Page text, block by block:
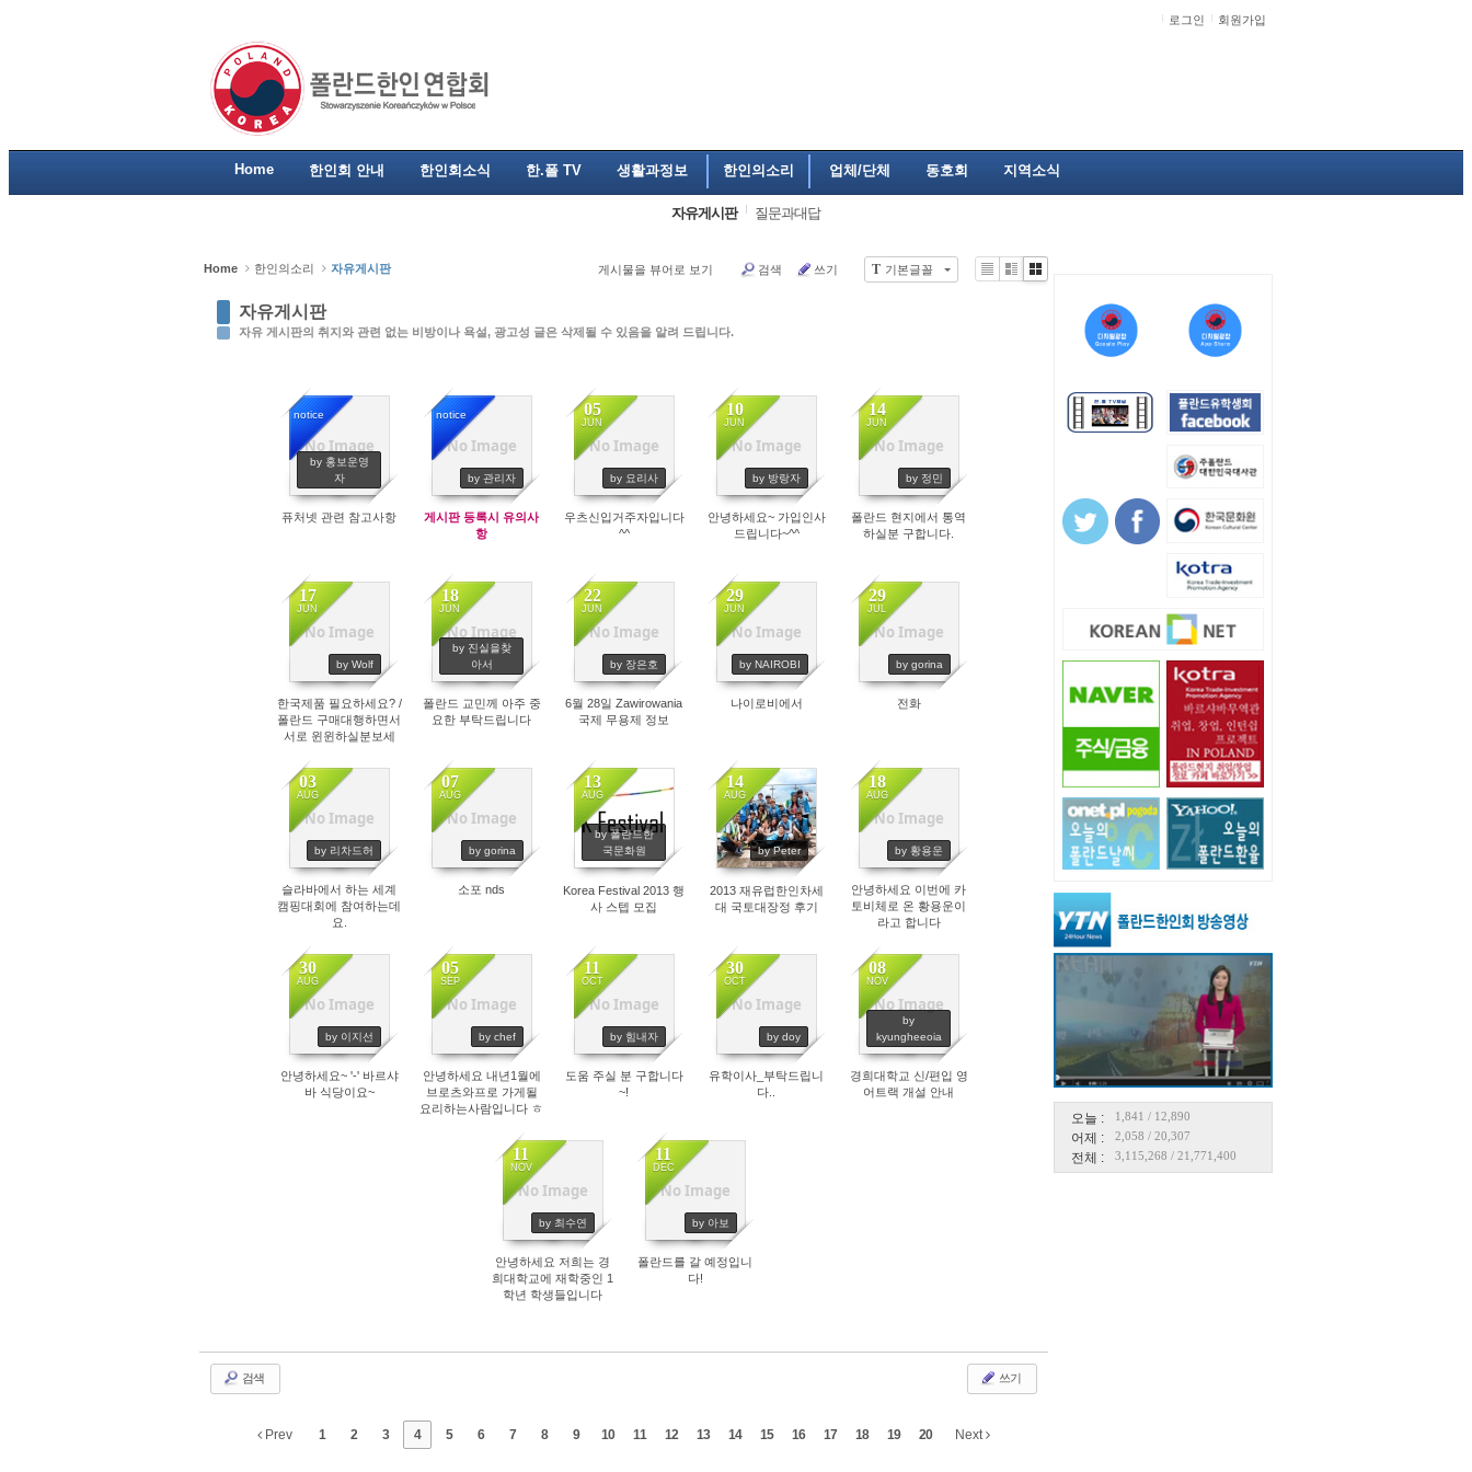
로그인 회원가입
Home 한인회 안내 한인회소식 한.폴 TV 생활과정보 한인의소리 업체/단체 동호회 지역소식
자유게시판 질문과대답
오늘 : 1,841 / 12,890
어제 : 2,058 / 20,307
전체 : 3,115,268 / 21,771,400
Home 한인의소리 자유게시판 T 기본글꼴
게시물을 뷰어로 보기 검색 쓰기
자유게시판
자유 게시판의 취지와 관련 없는 비방이나 욕설, 광고성 글은 삭제될 수 있음을 알려 드립니다.
Li
Zi
G
No Image
notice
by 홍보운영
자
6918
퓨처넷 관련 참고사항
No Image
notice
by 관리자
36763
게시판 등록시 유의사
항
No Image
05
JUN
by 요리사
4939
우츠신입거주자입니다
^^
No Image
10
JUN
by 방랑자
3998
안녕하세요~ 가입인사
드립니다~^^
No Image
14
JUN
by 정민
4262
폴란드 현지에서 통역
하실분 구합니다.
No Image
17
JUN
by Wolf
5008
한국제품 필요하세요? /
폴란드 구매대행하면서
서로 윈윈하실분보세
No Image
18
JUN
by 진실을찾
아서
4906
폴란드 교민께 아주 중
요한 부탁드립니다
No Image
22
JUN
by 장은호
4327
6월 28일 Zawirowania
국제 무용제 정보
No Image
29
JUN
by NAIROBI
4043
나이로비에서
No Image
29
JUL
by gorina
4066
전화
No Image
03
AUG
by 리차드허
3921
슬라바에서 하는 세계
캠핑대회에 참여하는데
요.
No Image
07
AUG
by gorina
4279
소포 nds
13
AUG
by 폴란드한
국문화원
4256
Korea Festival 2013 행
사 스텝 모집
14
AUG
by Peter
4963
2013 재유럽한인차세
대 국토대장정 후기
No Image
18
AUG
by 황용운
4710
안녕하세요 이번에 카
토비체로 온 황용운이
라고 합니다
No Image
30
AUG
by 이지선
6164
안녕하세요~ '-' 바르샤
바 식당이요~
No Image
05
SEP
by chef
5001
안녕하세요 내년1월에
브로츠와프로 가게될
요리하는사람입니다 ㅎ
No Image
11
OCT
by 힘내자
4350
도움 주실 분 구합니다
~!
No Image
30
OCT
by doy
3887
유학이사_부탁드립니
다..
No Image
08
NOV
by
kyungheeoia
4007
경희대학교 신/편입 영
어트랙 개설 안내
No Image
11
NOV
by 최수연
4560
안녕하세요 저희는 경
희대학교에 재학중인 1
학년 학생들입니다
No Image
11
DEC
by 아보
3941
폴란드를 갈 예정입니
다!
검색 쓰기
Prev 1 2 3 4 5 6 7 8 9 10 11 12 13 14 15 16 17 18 19 20 Next